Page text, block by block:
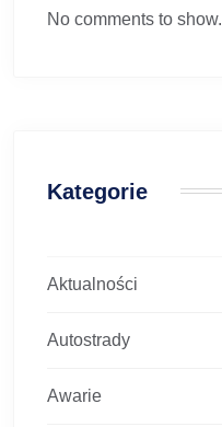
No comments to show.
Kategorie
Aktualności
Autostrady
Awarie